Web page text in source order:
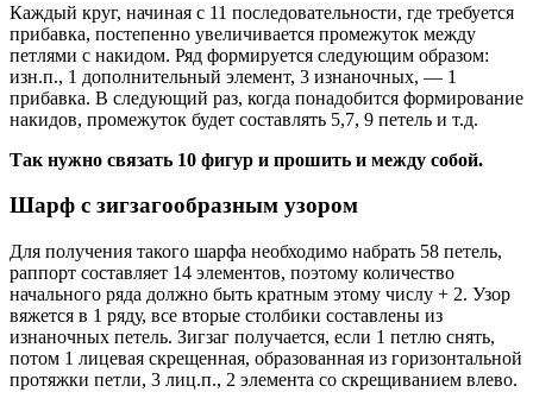
Каждый круг, начиная с 11 последовательности, где требуется
прибавка, постепенно увеличивается промежуток между
петлями с накидом. Ряд формируется следующим образом:
изн.п., 1 дополнительный элемент, 3 изнаночных, — 1
прибавка. В следующий раз, когда понадобится формирование
накидов, промежуток будет составлять 5,7, 9 петель и т.д.
Так нужно связать 10 фигур и прошить и между собой.
Шарф с зигзагообразным узором
Для получения такого шарфа необходимо набрать 58 петель,
раппорт составляет 14 элементов, поэтому количество
начального ряда должно быть кратным этому числу + 2. Узор
вяжется в 1 ряду, все вторые столбики составлены из
изнаночных петель. Зигзаг получается, если 1 петлю снять,
потом 1 лицевая скрещенная, образованная из горизонтальной
протяжки петли, 3 лиц.п., 2 элемента со скрещиванием влево.